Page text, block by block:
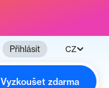
Přihlásit CZ
Vyzkoušet zdarma